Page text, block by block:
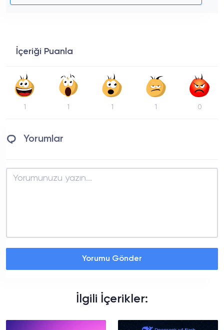
İçeriği Puanla
1 1 1 1 0
Yorumlar
Yorumu Gönder
İlgili İçerikler: